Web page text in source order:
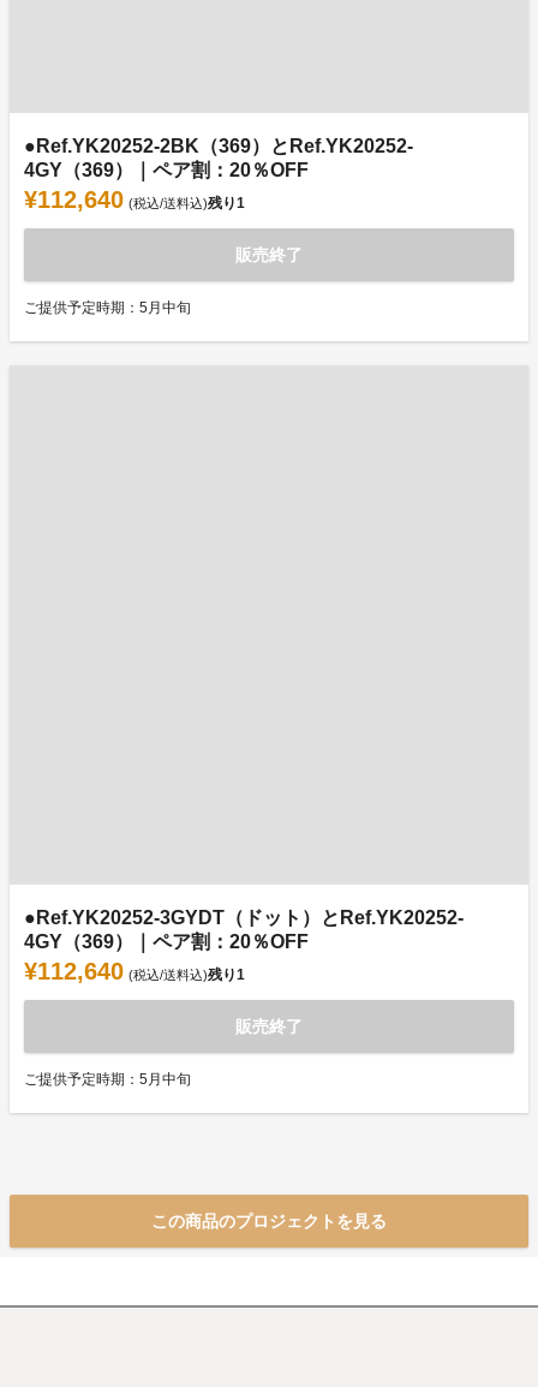
●Ref.YK20252-2BK（369）とRef.YK20252-
4GY（369）｜ペア割：20％OFF
¥112,640 (税込/送料込)残り1
販売終了
ご提供予定時期：5月中旬
●Ref.YK20252-3GYDT（ドット）とRef.YK20252-
4GY（369）｜ペア割：20％OFF
¥112,640 (税込/送料込)残り1
販売終了
ご提供予定時期：5月中旬
この商品のプロジェクトを見る